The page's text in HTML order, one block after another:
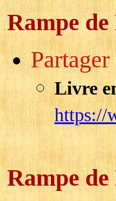
Rampe
Livre
https://
Rampe